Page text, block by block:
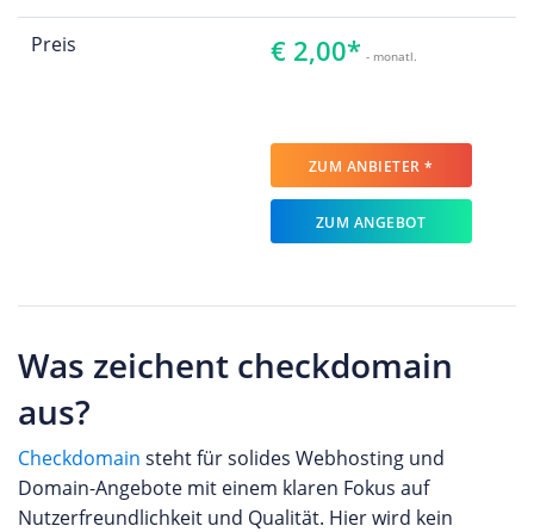
Preis € 2,00* - monatl.
ZUM ANBIETER *
ZUM ANGEBOT
Was zeichent checkdomain
aus?
Checkdomain steht für solides Webhosting und
Domain-Angebote mit einem klaren Fokus auf
Nutzerfreundlichkeit und Qualität. Hier wird kein